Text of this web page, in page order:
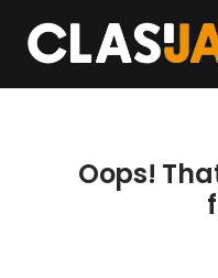
content
Oops!